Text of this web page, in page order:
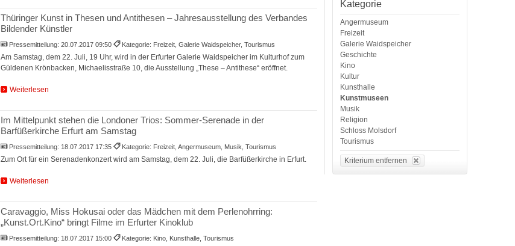
Thüringer Kunst in Thesen und Antithesen – Jahresausstellung des Verbandes
Bildender Künstler
Pressemitteilung:20.07.2017 09:50 Kategorie: Freizeit, Galerie Waidspeicher, Tourismus
Am Samstag, dem 22. Juli, 19 Uhr, wird in der Erfurter Galerie Waidspeicher im Kulturhof zum
Güldenen Krönbacken, Michaelisstraße 10, die Ausstellung „These – Antithese“ eröffnet.
Weiterlesen
Im Mittelpunkt stehen die Londoner Trios: Sommer-Serenade in der
Barfüßerkirche Erfurt am Samstag
Pressemitteilung: 18.07.2017 17:35 Kategorie: Freizeit, Angermuseum, Musik, Tourismus
Zum Ort für ein Serenadenkonzert wird am Samstag, dem 22. Juli, die Barfüßerkirche in Erfurt.
Weiterlesen
Caravaggio, Miss Hokusai oder das Mädchen mit dem Perlenohrring:
„Kunst.Ort.Kino“ bringt Filme im Erfurter Kinoklub
Pressemitteilung:18.07.2017 15:00 Kategorie: Kino, Kunsthalle, Tourismus
Kategorie
Angermuseum
Freizeit
Galerie Waidspeicher
Geschichte
Kino
Kultur
Kunsthalle
Kunstmuseen
Musik
Religion
Schloss Molsdorf
Tourismus
Kriterium entfernen